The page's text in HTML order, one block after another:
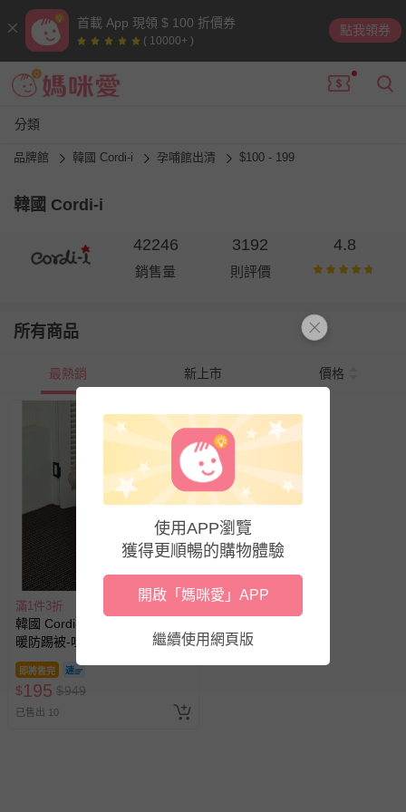
首載 App 現領 $ 100 折價券
( 10000+ )
點我領券
分類
品牌館 韓國 Cordi-i 孕哺館出清 $100 - 199
韓國 Cordi-i
42246
銷售量
3192
則評價
4.8
所有商品
最熱銷 新上市 價格
滿1件3折
韓國 Cordi-i - 超細纖維絲絨保
暖防踢被-吐舌棕熊-芥黃
即將售完
$195 $949
已售出 10
使用APP瀏覽
獲得更順暢的購物體驗
開啟「媽咪愛」APP
繼續使用網頁版